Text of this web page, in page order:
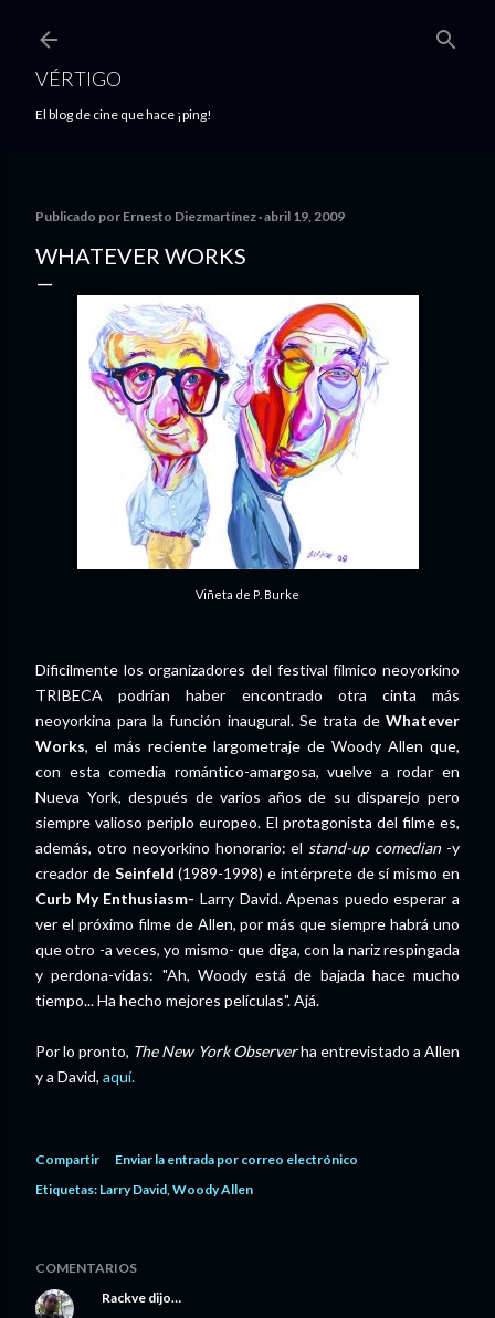
VÉRTIGO
El blog de cine que hace ¡ping!
Publicado por Ernesto Diezmartínez abril 19, 2009
WHATEVER WORKS
Viñeta de P. Burke
Dificilmente los organizadores del festival fílmico neoyorkino
TRIBECA podrían haber encontrado otra cinta más
neoyorkina para la función inaugural. Se trata de Whatever
Works, el más reciente largometraje de Woody Allen que,
con esta comedia romántico-amargosa, vuelve a rodar en
Nueva York, después de varios años de su disparejo pero
siempre valioso periplo europeo. El protagonista del filme es,
además, otro neoyorkino honorario: el stand-up comedian-y
creador de Seinfeld(1989-1998) e intérprete de sí mismo en
Curb My Enthusiasm- Larry David. Apenas puedo esperar a
ver el próximo filme de Allen, por más que siempre habrá uno
que otro -a veces, yo mismo- que diga, con la nariz respingada
y perdona-vidas: "Ah, Woody está de bajada hace mucho
tiempo... Ha hecho mejores películas". Ajá.
Por lo pronto, The New York Observerha entrevistado a Allen
y a David, aquí.
Compartir
Enviar la entrada por correo electrónico
Etiquetas: Larry David Woody Allen
COMENTARIOS
Rackve dijo…